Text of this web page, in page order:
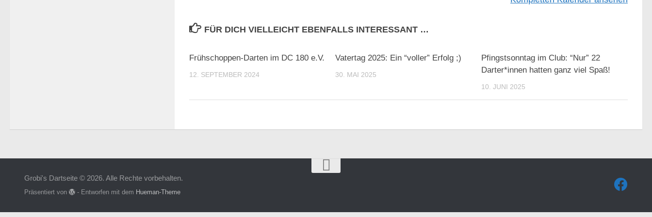
FÜR DICH VIELLEICHT EBENFALLS INTERESSANT …
Frühschoppen-Darten im DC 180 e.V.
12. SEPTEMBER 2024
Vatertag 2025: Ein “voller” Erfolg ;)
30. MAI 2025
Pfingstsonntag im Club: “Nur” 22
Darter*innen hatten ganz viel Spaß!
10. JUNI 2025
Grobi's Dartseite © 2026. Alle Rechte vorbehalten.
Präsentiert von - Entworfen mit dem Hueman-Theme